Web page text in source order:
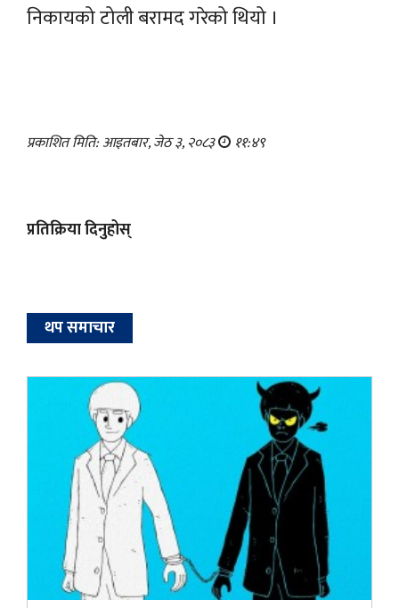
निकायको टोली बरामद गरेको थियो ।
प्रकाशित मिति: आइतबार, जेठ ३, २०८३ ११:४९
प्रतिक्रिया दिनुहोस्
थप समाचार